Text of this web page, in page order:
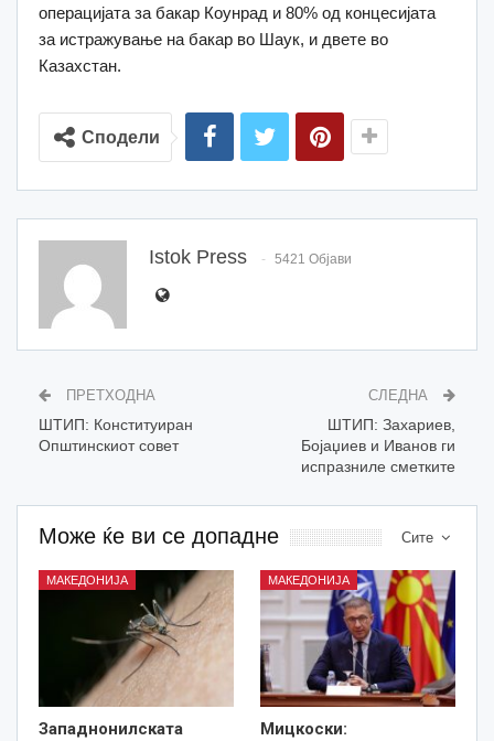
операцијата за бакар Коунрад и 80% од концесијата
за истражување на бакар во Шаук, и двете во
Казахстан.
Сподели
Istok Press 5421 Објави
ПРЕТХОДНА
ШТИП: Конституиран
Општинскиот совет
СЛЕДНА
ШТИП: Захариев,
Бојаџиев и Иванов ги
испразниле сметките
Сите
Може ќе ви се допадне
МАКЕДОНИЈА
Западнонилската
МАКЕДОНИЈА
Мицкоски: